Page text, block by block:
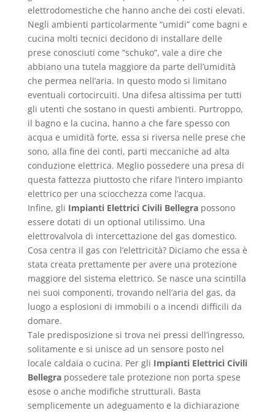
elettrodomestiche che hanno anche dei costi elevati.
Negli ambienti particolarmente “umidi” come bagni e
cucina molti tecnici decidono di installare delle
prese conosciuti come “schuko”, vale a dire che
abbiano una tutela maggiore da parte dell’umidità
che permea nell’aria. In questo modo si limitano
eventuali cortocircuiti. Una difesa altissima per tutti
gli utenti che sostano in questi ambienti. Purtroppo,
il bagno e la cucina, hanno a che fare spesso con
acqua e umidità forte, essa si riversa nelle prese che
sono, alla fine dei conti, parti meccaniche ad alta
conduzione elettrica. Meglio possedere una presa di
questa fattezza piuttosto che rifare l’intero impianto
elettrico per una sciocchezza come l’acqua.
Infine, gli Impianti Elettrici Civili Bellegrapossono
essere dotati di un optional utilissimo. Una
elettrovalvola di intercettazione del gas domestico.
Cosa centra il gas con l’elettricità? Diciamo che essa è
stata creata prettamente per avere una protezione
maggiore del sistema elettrico. Se nasce una scintilla
nei suoi componenti, trovando nell’aria del gas, da
luogo a esplosioni di immobili o a incendi difficili da
domare.
Tale predisposizione si trova nei pressi dell’ingresso,
solitamente e si unisce ad un sensore posto nel
locale caldaia o cucina. Per gli Impianti Elettrici Civili
Bellegrapossedere tale protezione non porta spese
esose o anche modifiche strutturali. Basta
semplicemente un adeguamento e la dichiarazione